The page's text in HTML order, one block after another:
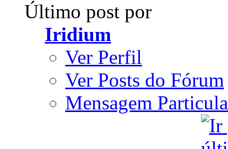
Último post por
Iridium
Ver Perfil
Ver Posts do Fórum
Mensagem